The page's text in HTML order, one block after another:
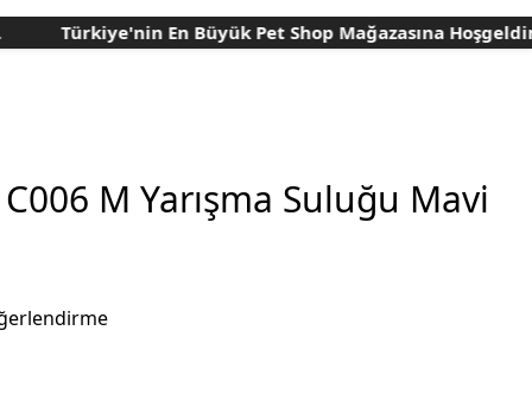
Kümes Ekipmanları
Makineleri
Nem Alma Makineleri
Isıtma Makineleri
Kuluçka Malzemeleri
Kedi Yaş Mamaları
Bakım Sağlık
Tasmalar
Bakım Sağlık
Tavşan Yemleri
Türkiye'nin En Büyük Pet Shop Mağazasına Hoşgeldiniz..
M Yarışma Suluğu Mavi